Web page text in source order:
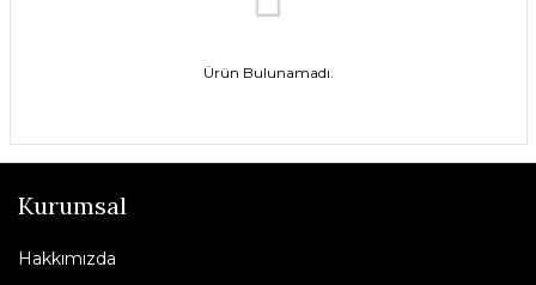
Ürün Bulunamadı.
Kurumsal
Hakkımızda